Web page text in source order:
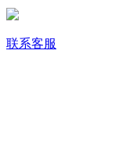
联系客服